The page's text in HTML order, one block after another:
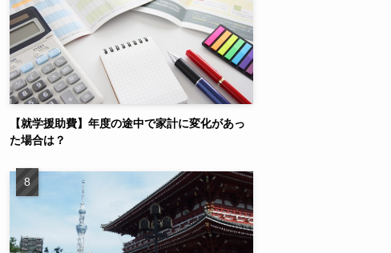
【就学援助費】年度の途中で家計に変化があっ
た場合は？